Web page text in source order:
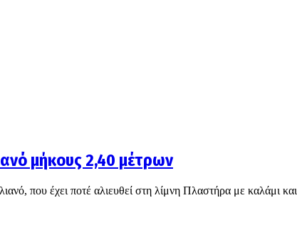
μήκους 2,40 μέτρων
που έχει ποτέ αλιευθεί στη λίμνη Πλαστήρα με καλάμι και